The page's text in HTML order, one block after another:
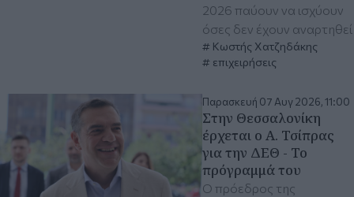
2026 παύουν να ισχύουν
όσες δεν έχουν αναρτηθεί
Κωστής Χατζηδάκης
επιχειρήσεις
Παρασκευή 07 Αυγ 2026, 11:00
Στην Θεσσαλονίκη
έρχεται ο Α. Τσίπρας
για την ΔΕΘ - Το
πρόγραμμά του
Ο πρόεδρος της